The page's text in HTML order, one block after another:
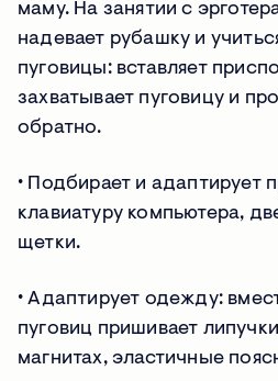
маму. На занятии с
надевает рубашку и
пуговицы: вставляет
захватывает пуговицу и
обратно.
∙ Подбирает и адаптирует
клавиатуру компьютера,
щетки.
∙ Адаптирует одежду:
пуговиц пришивает
магнитах, эластичные